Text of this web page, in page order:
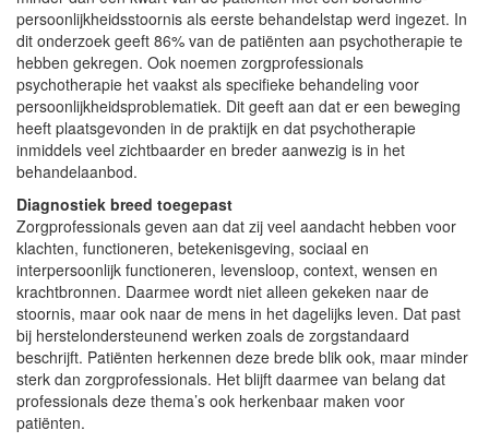
persoonlijkheidsstoornis als eerste behandelstap werd ingezet. In
dit onderzoek geeft 86% van de patiënten aan psychotherapie te
hebben gekregen. Ook noemen zorgprofessionals
psychotherapie het vaakst als specifieke behandeling voor
persoonlijkheidsproblematiek. Dit geeft aan dat er een beweging
heeft plaatsgevonden in de praktijk en dat psychotherapie
inmiddels veel zichtbaarder en breder aanwezig is in het
behandelaanbod.
Diagnostiek breed toegepast
Zorgprofessionals geven aan dat zij veel aandacht hebben voor
klachten, functioneren, betekenisgeving, sociaal en
interpersoonlijk functioneren, levensloop, context, wensen en
krachtbronnen. Daarmee wordt niet alleen gekeken naar de
stoornis, maar ook naar de mens in het dagelijks leven. Dat past
bij herstelondersteunend werken zoals de zorgstandaard
beschrijft. Patiënten herkennen deze brede blik ook, maar minder
sterk dan zorgprofessionals. Het blijft daarmee van belang dat
professionals deze thema’s ook herkenbaar maken voor
patiënten.